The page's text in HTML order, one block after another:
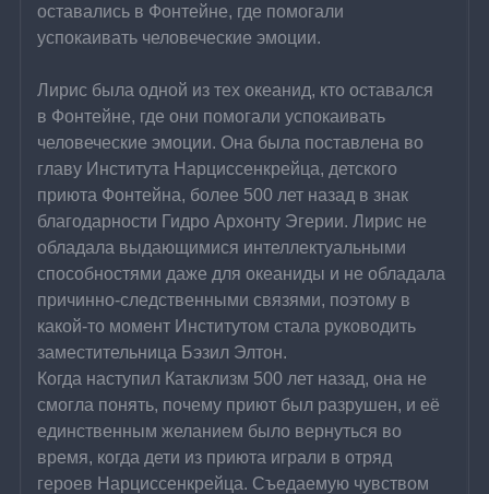
оставались в Фонтейне, где помогали
успокаивать человеческие эмоции.
Лирис была одной из тех океанид, кто оставался
в Фонтейне, где они помогали успокаивать
человеческие эмоции. Она была поставлена во
главу Института Нарциссенкрейца, детского
приюта Фонтейна, более 500 лет назад в знак
благодарности Гидро Архонту Эгерии. Лирис не
обладала выдающимися интеллектуальными
способностями даже для океаниды и не обладала
причинно-следственными связями, поэтому в
какой-то момент Институтом стала руководить
заместительница Бэзил Элтон.
Когда наступил Катаклизм 500 лет назад, она не
смогла понять, почему приют был разрушен, и её
единственным желанием было вернуться во
время, когда дети из приюта играли в отряд
героев Нарциссенкрейца. Съедаемую чувством